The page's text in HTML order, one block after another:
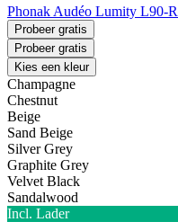
Phonak Audéo Lumity L90-
Probeer gratis
Probeer gratis
Kies een kleur
Champagne
Chestnut
Beige
Sand Beige
Silver Grey
Graphite Grey
Velvet Black
Sandalwood
Incl. Lader